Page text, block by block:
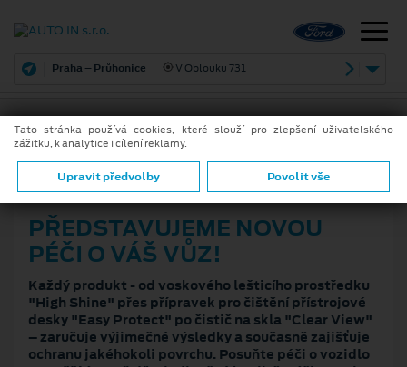
Praha – Průhonice V Oblouku 731
17. 4. 2024
PŘEDSTAVUJEME NOVOU
PÉČI O VÁŠ VŮZ!
Každý produkt - od voskového lešticího prostředku
"High Shine" přes přípravek pro čištění přístrojové
desky "Easy Protect" po čistič na skla "Clear View"
– zaručuje výjimečné výsledky a současně zajišťuje
ochranu jakéhokoli povrchu. Posuňte péči o vozidlo
Tato stránka používá cookies, které slouží pro zlepšení uživatelského
zážitku, k analytice i cílení reklamy.
Upravit předvolby Povolit vše